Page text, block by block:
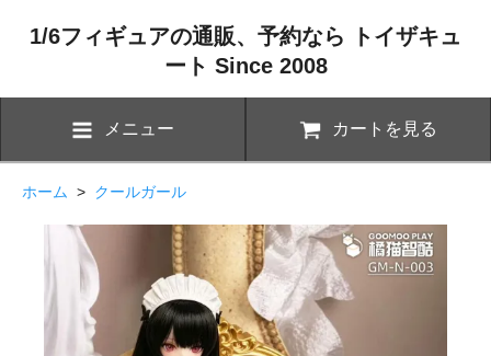
1/6フィギュアの通販、予約なら トイザキュ
ート Since 2008
メニュー カートを見る
ホーム > クールガール